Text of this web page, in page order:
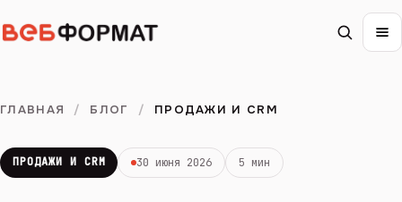
ГЛАВНАЯ / БЛОГ / ПРОДАЖИ И CRM
ПРОДАЖИ И CRM 30 июня 2026 5 мин